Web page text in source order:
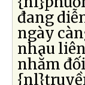
đang
ngày
nhau
nhằm